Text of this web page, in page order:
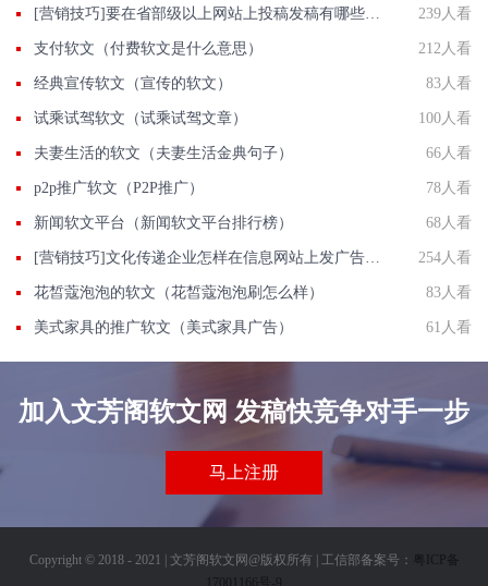
239人看
支付软文（付费软文是什么意思） 212人看
经典宣传软文（宣传的软文） 83人看
试乘试驾软文（试乘试驾文章） 100人看
夫妻生活的软文（夫妻生活金典句子） 66人看
p2p推广软文（P2P推广） 78人看
新闻软文平台（新闻软文平台排行榜） 68人看
254人看
花皙蔻泡泡的软文（花皙蔻泡泡刷怎么样） 83人看
美式家具的推广软文（美式家具广告） 61人看
加入文芳阁软文网 发稿快竞争对手一步
马上注册
Copyright © 2018 - 2021 | 文芳阁软文网@版权所有 | 工信部备案号： 粤ICP备
17001166号-9